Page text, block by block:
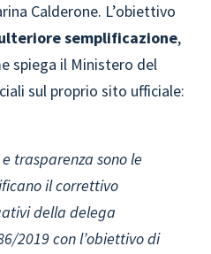
Calderone. L’obiettivo
semplificazione,
spiega il Ministero del
sul proprio sito ufficiale:
trasparenza sono le
il correttivo
della delega
2019 con l’obiettivo di